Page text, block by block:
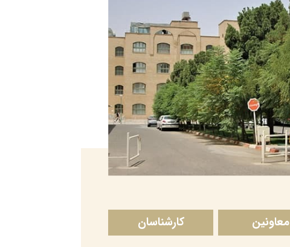
معاونین کارشناسان